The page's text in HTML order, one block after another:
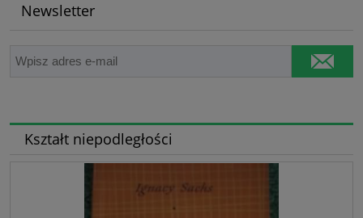
Newsletter
Kształt niepodległości